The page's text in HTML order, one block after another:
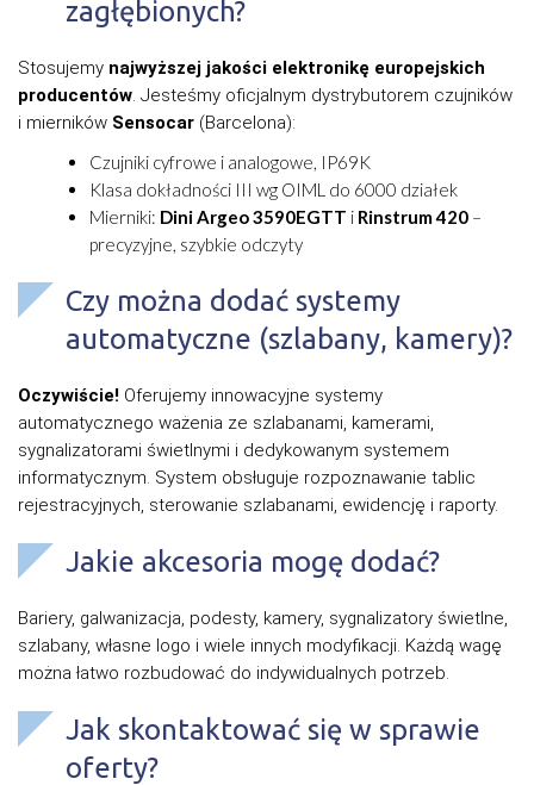
zagłębionych?
Stosujemy najwyższej jakości elektronikę europejskich
producentów. Jesteśmy oficjalnym dystrybutorem czujników
i mierników Sensocar (Barcelona):
Czujniki cyfrowe i analogowe, IP69K
Klasa dokładności III wg OIML do 6000 działek
Mierniki: Dini Argeo 3590EGTT i Rinstrum 420 –
precyzyjne, szybkie odczyty
Czy można dodać systemy
automatyczne (szlabany, kamery)?
Oczywiście! Oferujemy innowacyjne systemy
automatycznego ważenia ze szlabanami, kamerami,
sygnalizatorami świetlnymi i dedykowanym systemem
informatycznym. System obsługuje rozpoznawanie tablic
rejestracyjnych, sterowanie szlabanami, ewidencję i raporty.
Jakie akcesoria mogę dodać?
Bariery, galwanizacja, podesty, kamery, sygnalizatory świetlne,
szlabany, własne logo i wiele innych modyfikacji. Każdą wagę
można łatwo rozbudować do indywidualnych potrzeb.
Jak skontaktować się w sprawie
oferty?